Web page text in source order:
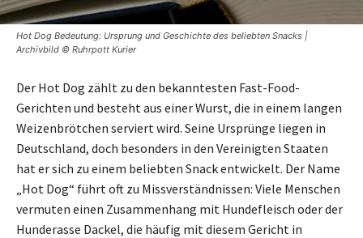
Hot Dog Bedeutung: Ursprung und Geschichte des beliebten Snacks |
Archivbild © Ruhrpott Kurier
Der Hot Dog zählt zu den bekanntesten Fast-Food-
Gerichten und besteht aus einer Wurst, die in einem langen
Weizenbrötchen serviert wird. Seine Ursprünge liegen in
Deutschland, doch besonders in den Vereinigten Staaten
hat er sich zu einem beliebten Snack entwickelt. Der Name
„Hot Dog“ führt oft zu Missverständnissen: Viele Menschen
vermuten einen Zusammenhang mit Hundefleisch oder der
Hunderasse Dackel, die häufig mit diesem Gericht in